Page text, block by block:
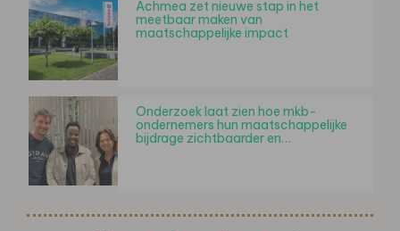
Achmea zet nieuwe stap in het
meetbaar maken van
maatschappelijke impact
Onderzoek laat zien hoe mkb-
ondernemers hun maatschappelijke
bijdrage zichtbaarder en…